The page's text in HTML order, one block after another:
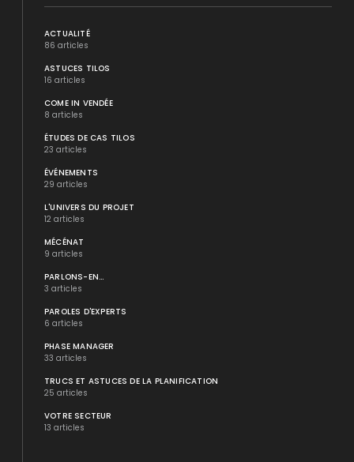
ACTUALITÉ
86 articles
ASTUCES TILOS
16 articles
COME IN VENDÉE
8 articles
ÉTUDES DE CAS TILOS
23 articles
ÉVÉNEMENTS
29 articles
L'UNIVERS DU PROJET
12 articles
MÉCÉNAT
9 articles
PARLONS-EN...
3 articles
PAROLES D'EXPERTS
6 articles
PHASE MANAGER
33 articles
TRUCS ET ASTUCES DE LA PLANIFICATION
25 articles
VOTRE SECTEUR
13 articles